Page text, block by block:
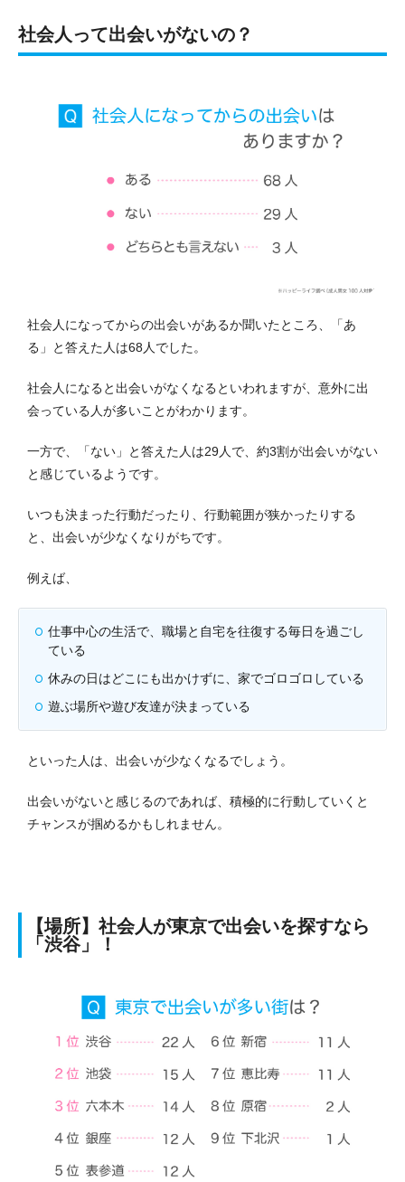
社会人って出会いがないの？
社会人になってからの出会いがあるか聞いたところ、「あ
る」と答えた人は68人でした。
社会人になると出会いがなくなるといわれますが、意外に出
会っている人が多いことがわかります。
一方で、「ない」と答えた人は29人で、約3割が出会いがない
と感じているようです。
いつも決まった行動だったり、行動範囲が狭かったりする
と、出会いが少なくなりがちです。
例えば、
仕事中心の生活で、職場と自宅を往復する毎日を過ごし
ている
休みの日はどこにも出かけずに、家でゴロゴロしている
遊ぶ場所や遊び友達が決まっている
といった人は、出会いが少なくなるでしょう。
出会いがないと感じるのであれば、積極的に行動していくと
チャンスが掴めるかもしれません。
【場所】社会人が東京で出会いを探すなら
「渋谷」！